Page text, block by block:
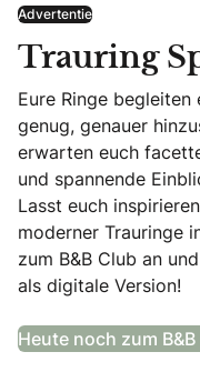
Advertentie
Trauring
Eure Ringe begleiten
genug, genauer
erwarten euch
und spannende
Lasst euch
moderner Trauringe
zum B&B Club an
als digitale Version!
Heute noch zum